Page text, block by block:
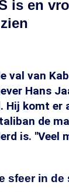
is en
val van
Hans
Hij komt er
de
is. "Veel
sfeer in de